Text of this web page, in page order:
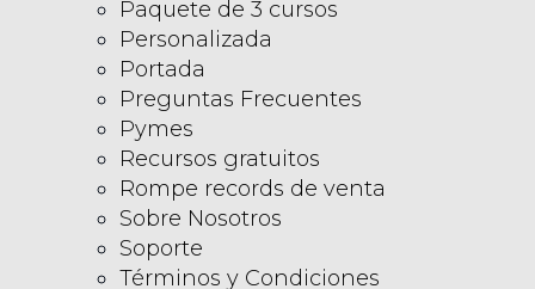
Paquete de 3 cursos
Personalizada
Portada
Preguntas Frecuentes
Pymes
Recursos gratuitos
Rompe records de venta
Sobre Nosotros
Soporte
Términos y Condiciones